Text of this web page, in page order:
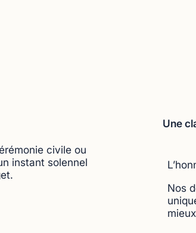
civile ou
instant solennel
Une
Nos